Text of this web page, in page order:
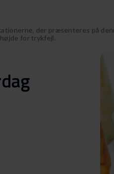
der præsenteres på
for trykfejl.